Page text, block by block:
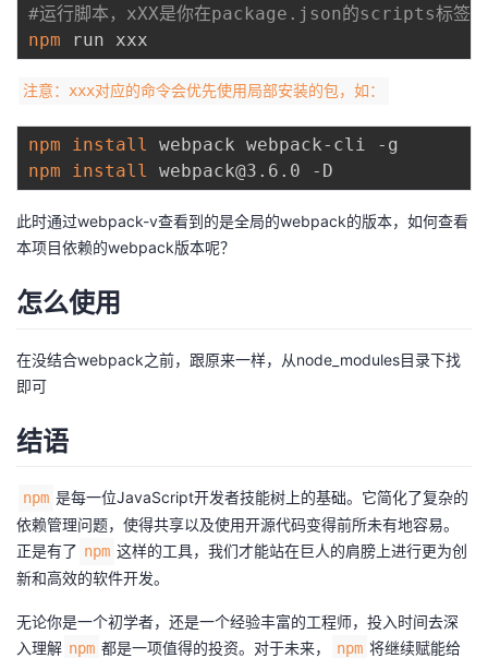
#运行脚本，xXX是你在package.json的scripts标签里
npm
注意：xxx对应的命令会优先使用局部安装的包，如：
npm install
npm
install
此时通过webpack-v查看到的是全局的webpack的版本，如何查看
本项目依赖的webpack版本呢？
怎么使用
在没结合webpack之前，跟原来一样，从node_modules目录下找
即可
结语
npm 是每一位JavaScript开发者技能树上的基础。它简化了复杂的
依赖管理问题，使得共享以及使用开源代码变得前所未有地容易。
正是有了 npm 这样的工具，我们才能站在巨人的肩膀上进行更为创
新和高效的软件开发。
无论你是一个初学者，还是一个经验丰富的工程师，投入时间去深
入理解 npm 都是一项值得的投资。对于未来， npm 将继续赋能给